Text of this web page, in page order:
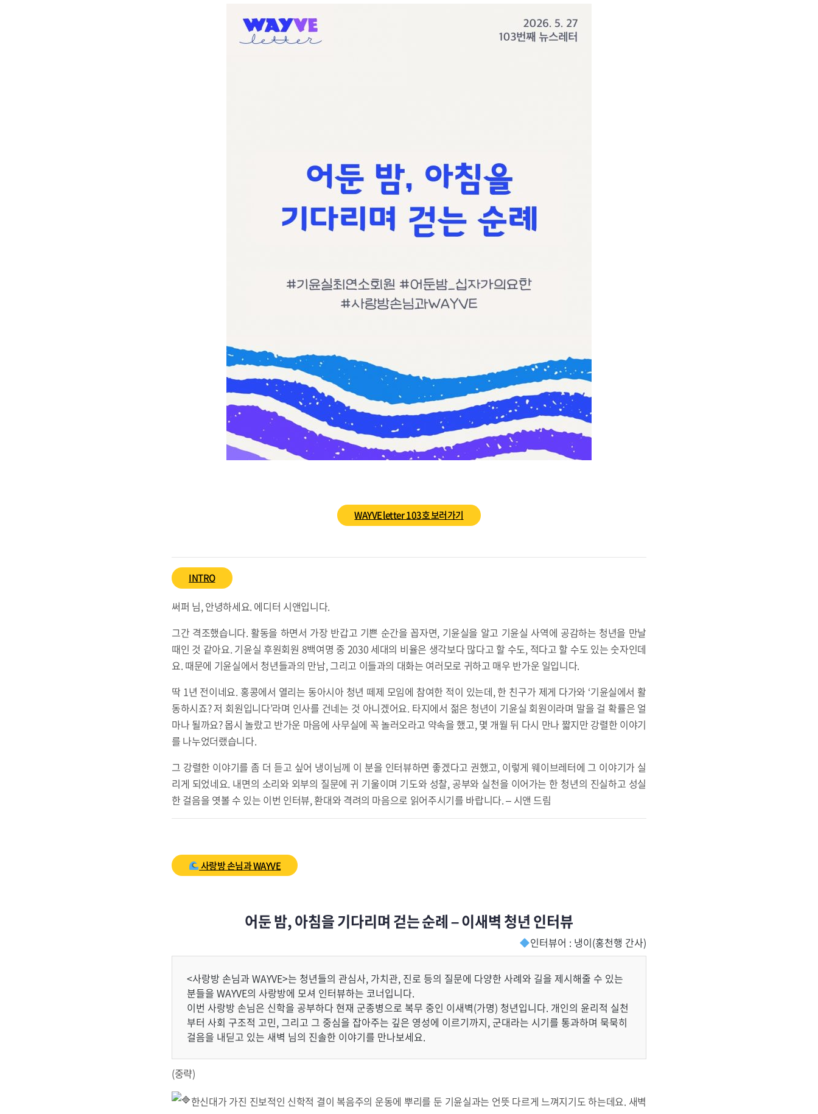
WAYVE letter 103호 보러가기
INTRO
써퍼 님, 안녕하세요. 에디터 시앤입니다.
그간 격조했습니다. 활동을 하면서 가장 반갑고 기쁜 순간을 꼽자면, 기윤실을 알고 기윤실 사역에 공감하는 청년을 만날
때인 것 같아요. 기윤실 후원회원 8백여명 중 2030 세대의 비율은 생각보다 많다고 할 수도, 적다고 할 수도 있는 숫자인데
요. 때문에 기윤실에서 청년들과의 만남, 그리고 이들과의 대화는 여러모로 귀하고 매우 반가운 일입니다.
딱 1년 전이네요. 홍콩에서 열리는 동아시아 청년 떼제 모임에 참여한 적이 있는데, 한 친구가 제게 다가와 ‘기윤실에서 활
동하시죠? 저 회원입니다’라며 인사를 건네는 것 아니겠어요. 타지에서 젊은 청년이 기윤실 회원이라며 말을 걸 확률은 얼
마나 될까요? 몹시 놀랐고 반가운 마음에 사무실에 꼭 놀러오라고 약속을 했고, 몇 개월 뒤 다시 만나 짧지만 강렬한 이야기
를 나누었더랬습니다.
그 강렬한 이야기를 좀 더 듣고 싶어 냉이님께 이 분을 인터뷰하면 좋겠다고 권했고, 이렇게 웨이브레터에 그 이야기가 실
리게 되었네요. 내면의 소리와 외부의 질문에 귀 기울이며 기도와 성찰, 공부와 실천을 이어가는 한 청년의 진실하고 성실
한 걸음을 엿볼 수 있는 이번 인터뷰, 환대와 격려의 마음으로 읽어주시기를 바랍니다.– 시앤 드림
사랑방 손님과 WAYVE
어둔 밤, 아침을 기다리며 걷는 순례 – 이새벽 청년 인터뷰
인터뷰어 : 냉이(홍천행 간사)
<사랑방 손님과 WAYVE>는 청년들의 관심사, 가치관, 진로 등의 질문에 다양한 사례와 길을 제시해줄 수 있는
분들을 WAYVE의 사랑방에 모셔 인터뷰하는 코너입니다.
이번 사랑방 손님은 신학을 공부하다 현재 군종병으로 복무 중인 이새벽(가명) 청년입니다. 개인의 윤리적 실천
부터 사회 구조적 고민, 그리고 그 중심을 잡아주는 깊은 영성에 이르기까지, 군대라는 시기를 통과하며 묵묵히
걸음을 내딛고 있는 새벽 님의 진솔한 이야기를 만나보세요.
(중략)
한신대가 가진 진보적인 신학적 결이 복음주의 운동에 뿌리를 둔 기윤실과는 언뜻 다르게 느껴지기도 하는데요. 새벽